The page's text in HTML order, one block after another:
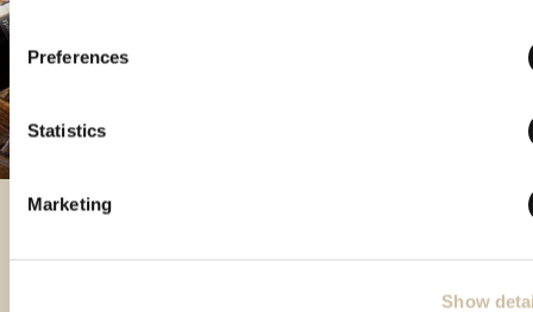
Preferences
Statistics
Marketing
Show